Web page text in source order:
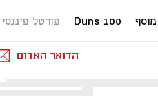
מוסף Duns 100 פורטל פיננסי
הדואר האדום